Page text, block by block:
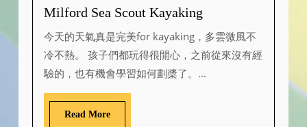
Milford Sea Scout Kayaking
今天的天氣真是完美for kayaking，多雲微風不
冷不熱。 孩子們都玩得很開心，之前從來沒有經
驗的，也有機會學習如何劃槳了。...
Read More